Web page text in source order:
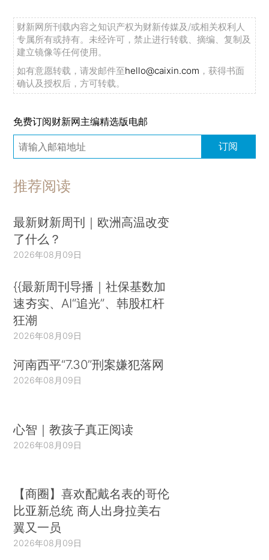
财新网所刊载内容之知识产权为财新传媒及/或相关权利人
专属所有或持有。未经许可，禁止进行转载、摘编、复制及
建立镜像等任何使用。
如有意愿转载，请发邮件至hello@caixin.com ，获得书面
确认及授权后，方可转载。
免费订阅财新网主编精选版电邮
订阅
推荐阅读
最新财新周刊｜欧洲高温改变
了什么？
2026年08月09日
{{最新周刊导播｜社保基数加
速夯实、AI“追光”、韩股杠杆
狂潮
2026年08月09日
河南西平“7.30”刑案嫌犯落网
2026年08月09日
心智｜教孩子真正阅读
2026年08月09日
【商圈】喜欢配戴名表的哥伦
比亚新总统 商人出身拉美右
翼又一员
2026年08月09日